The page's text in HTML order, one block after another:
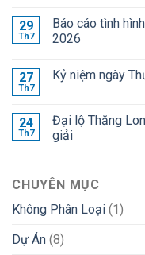
29
Th7
Báo cáo tình
2026
27
Th7
Kỷ niệm ngày
24
Th7
Đại lộ Thăng
giải
CHUYÊN MỤC
Không Phân Loại (1)
Dự Án (8)